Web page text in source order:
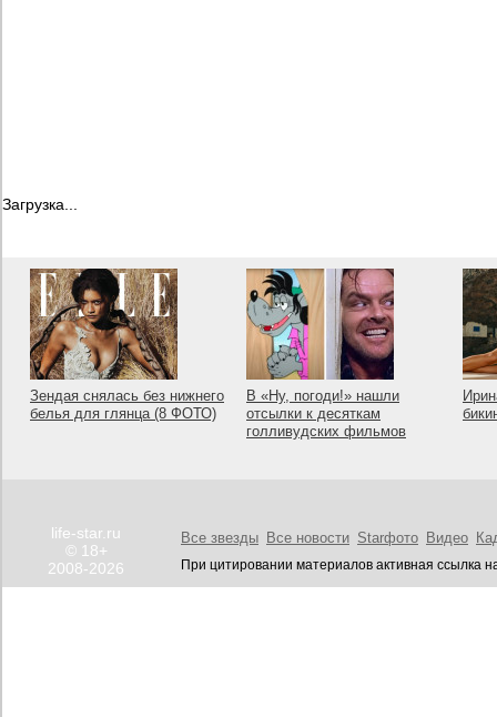
Загрузка...
Зендая снялась без нижнего
белья для глянца (8 ФОТО)
В «Ну, погоди!» нашли
отсылки к десяткам
голливудских фильмов
life-star.ru
© 18+
2008-2026
Все звезды Все новости Starфото Видео
При цитировании материалов активная ссылка